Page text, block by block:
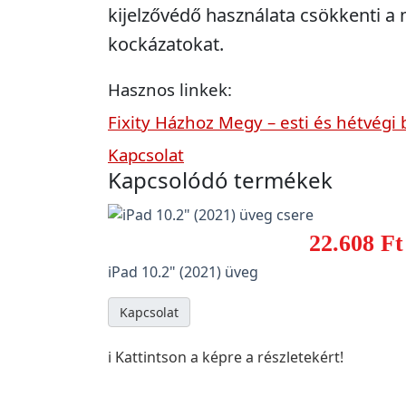
kijelzővédő használata csökkenti a
kockázatokat.
Hasznos linkek:
Fixity Házhoz Megy – esti és hétvégi
Kapcsolat
Kapcsolódó termékek
22.608 Ft
iPad 10.2" (2021) üveg
Kapcsolat
ℹ️ Kattintson a képre a részletekért!